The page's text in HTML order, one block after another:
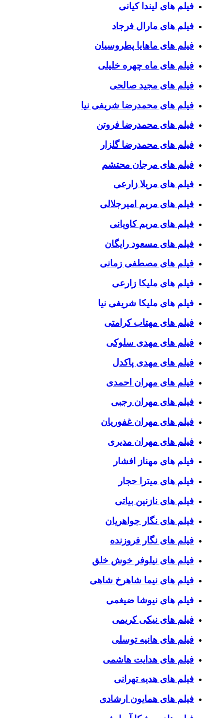
فیلم های لیندا کیانی
فیلم های مارال فرجاد
فیلم های ماهایا پطروسیان
فیلم های ماه چهره خلیلی
فیلم های مجید صالحی
فیلم های محمدرضا شریفی نیا
فیلم های محمدرضا فروتن
فیلم های محمدرضا گلزار
فیلم های مرجان محتشم
فیلم های مریلا زارعی
فیلم های مریم امیرجلالی
فیلم های مریم کاویانی
فیلم های مسعود رایگان
فیلم های مصطفی زمانی
فیلم های ملیکا زارعی
فیلم های ملیکا شریفی نیا
فیلم های مهتاب کرامتی
فیلم های مهدی سلوکی
فیلم های مهدی پاکدل
فیلم های مهران احمدی
فیلم های مهران رجبی
فیلم های مهران غفوریان
فیلم های مهران مدیری
فیلم های مهناز افشار
فیلم های میترا حجار
فیلم های نازنین بیاتی
فیلم های نگار جواهریان
فیلم های نگار فروزنده
فیلم های نیلوفر خوش خلق
فیلم های نیما شاهرخ شاهی
فیلم های نیوشا ضیغمی
فیلم های نیکی کریمی
فیلم های هانیه توسلی
فیلم های هدایت هاشمی
فیلم های هدیه تهرانی
فیلم های همایون ارشادی